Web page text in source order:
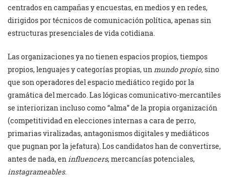
centrados en campañas y encuestas, en medios y en redes,
dirigidos por técnicos de comunicación política, apenas sin
estructuras presenciales de vida cotidiana.
Las organizaciones ya no tienen espacios propios, tiempos
propios, lenguajes y categorías propias, unmundo propio,sino
que son operadores del espacio mediático regido por la
gramática del mercado. Las lógicas comunicativo-mercantiles
se interiorizan incluso como “alma” de la propia organización
(competitividad en elecciones internas a cara de perro,
primarias viralizadas, antagonismos digitales y mediáticos
que pugnan por la jefatura). Los candidatos han de convertirse,
antes de nada, eninfluencers, mercancías potenciales,
instagrameables.